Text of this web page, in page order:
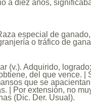
a diez años,
especial de
o tráfico de
(v.). Adquirido,
del que vence. |
que se
| Por extensión, no
(Dic. Der. Usual).